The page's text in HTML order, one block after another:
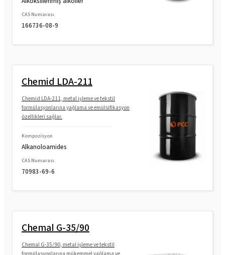
CAS Numarası.
166736-08-9
Chemid LDA-211
Chemid LDA-211, metal işleme ve tekstil
formülasyonlarına yağlama ve emülsifikasyon
özellikleri sağlar.
Kompozisyon
Alkanoloamides
CAS Numarası.
70983-69-6
Chemal G-35/90
Chemal G-35/90, metal işleme ve tekstil